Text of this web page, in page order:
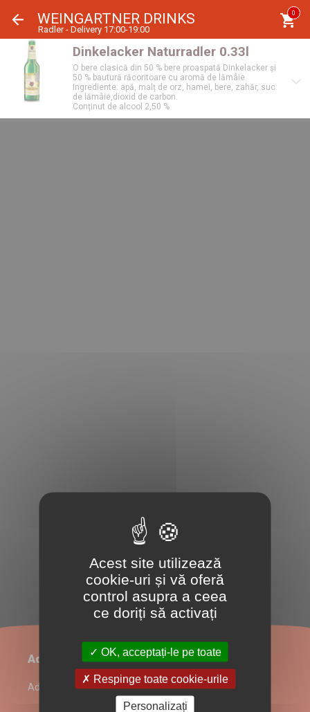
WEINGARTNER DRINKS
Radler - Delivery 17:00-19:00
0
Dinkelacker Naturradler 0.33l
O bere clasică din 50 % bere proaspată Dinkelacker și
50 % bautură răcoritoare cu aromă de lămâie.
Ingrediente: apă, malț de orz, hamei, bere, zahăr, suc
de lămâie,dioxid de carbon.
Conținut de alcool 2,50 %
Administrare restaurant
Admin Login
Acest site utilizează
cookie-uri și vă oferă
control asupra a ceea
ce doriți să activați
OK, acceptați-le pe toate
Respinge toate cookie-urile
Personalizați